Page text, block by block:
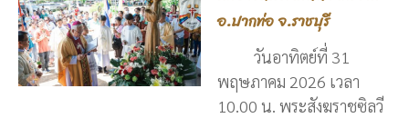
อ.ปากท่อ จ.ราชบุรี
วันอาทิตย์ที่ 31
พฤษภาคม 2026 เวลา
10.00 น. พระสังฆราชซิลวี